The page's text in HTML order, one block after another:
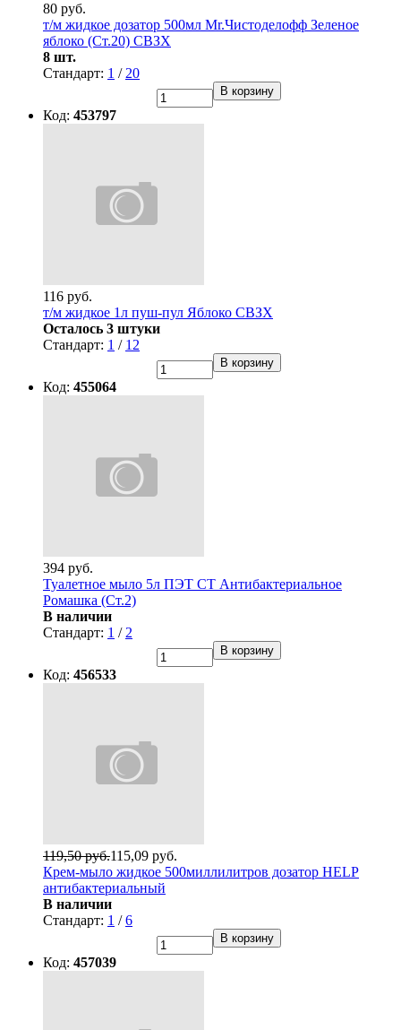
80 руб.
т/м жидкое дозатор 500мл Mr.Чистоделофф Зеленое
яблоко (Ст.20) СВЗХ
8 шт.
Стандарт: 1 / 20
В корзину
Код: 453797
116 руб.
т/м жидкое 1л пуш-пул Яблоко СВЗХ
Осталось 3 штуки
Стандарт: 1 / 12
В корзину
Код: 455064
394 руб.
Туалетное мыло 5л ПЭТ СТ Антибактериальное
Ромашка (Ст.2)
В наличии
Стандарт: 1 / 2
В корзину
Код: 456533
115,09 руб.
119,50 руб.
Крем-мыло жидкое 500миллилитров дозатор HELP
антибактериальный
В наличии
Стандарт: 1 /6
В корзину
Код: 457039